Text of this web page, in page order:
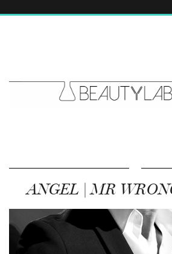
ANGEL | MR